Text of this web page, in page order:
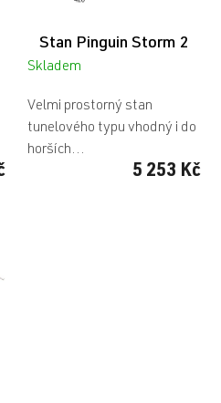
Stan Pinguin Storm 2
Skladem
5 253 Kč
Velmi prostorný stan
tunelového typu vhodný i do
horších...